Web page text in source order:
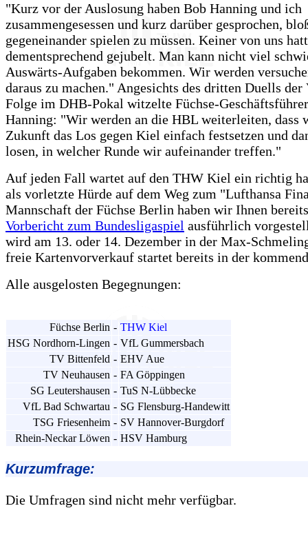
"Kurz vor der Auslosung haben Bob Hanning und ich
zusammengesessen und kurz darüber gesprochen,
gegeneinander spielen zu müssen. Keiner von uns
dementsprechend gejubelt. Man kann nicht viel
Auswärts-Aufgaben bekommen. Wir werden
daraus zu machen." Angesichts des dritten Duells der
Folge im DHB-Pokal witzelte Füchse-
Hanning: "Wir werden an die HBL weiterleiten, dass
Zukunft das Los gegen Kiel einfach festsetzen und
losen, in welcher Runde wir aufeinander treffen."
Auf jeden Fall wartet auf den THW Kiel ein richtig
als vorletzte Hürde auf dem Weg zum "Lufthansa
Mannschaft der Füchse Berlin haben wir Ihnen
Vorbericht zum Bundesligaspiel ausführlich
wird am 13. oder 14. Dezember in der Max-
freie Kartenvorverkauf startet bereits in der
Alle ausgelosten Begegnungen:
Füchse Berlin - THW Kiel
HSG Nordhorn-Lingen - VfL Gummersbach
TV Bittenfeld - EHV Aue
TV Neuhausen - FA Göppingen
SG Leutershausen - TuS N-Lübbecke
VfL Bad Schwartau - SG Flensburg-Handewitt
TSG Friesenheim - SV Hannover-Burgdorf
Rhein-Neckar Löwen - HSV Hamburg
Kurzumfrage:
Die Umfragen sind nicht mehr verfügbar.